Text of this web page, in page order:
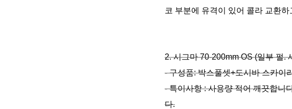
코 부분에 유격이 있어 콜라 교환
2. 시그마 70-200mm OS (일부 펄.
- 구성품: 박스풀셋+도시바 스카이
- 특이사항 : 사용량 적어 깨끗합니
다.